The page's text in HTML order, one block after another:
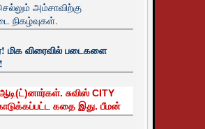
செல்லும் அம்சாவிற்கு
நிகழ்வுகள்.
மிக விரைவில் படைகளை
சுவிஸ் CITY
கதை இது. பீமன்